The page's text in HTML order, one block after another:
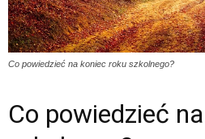
Co powiedzieć na koniec roku szkolnego?
Co powiedzieć